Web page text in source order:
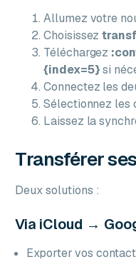
Allumez votre
Choisissez
Téléchargez
{index=5}si
Connectez les
Sélectionnez les
Laissez la
Transférer
Deux solutions :
Via iCloud →
Exporter vos